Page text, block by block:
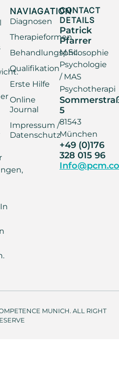
NAVIAGATION
Diagnosen
Therapieformen
Behandlungsphilosophie
Qualifikation
Erste Hilfe
Online
Journal
Impressum /
Datenschutz
CONTACT
DETAILS
Patrick
Pfarrer
M.Sc.
Psychologie
/ MAS
Psychotherapi
5
81543
München
+49 (0)176
328 015 96
MUNICH. ALL RIGHT